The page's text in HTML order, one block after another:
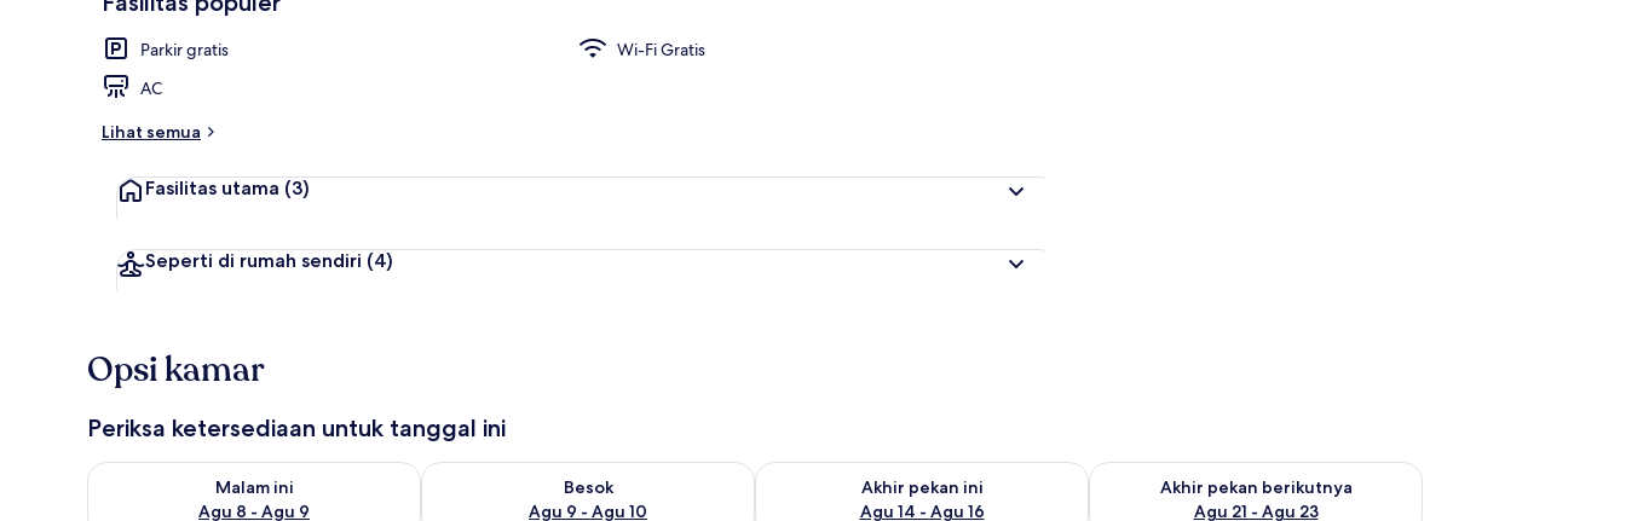
Parkir gratis
Wi-Fi Gratis
AC
Lihat semua
Fasilitas utama (3)
Seperti di rumah sendiri (4)
Opsi kamar
Periksa ketersediaan untuk tanggal ini
Malam ini
Agu 8 - Agu 9
Periksa ketersediaan untuk malam ini Agu 8 - Agu 9
Besok
Agu 9 - Agu 10
Periksa ketersediaan untuk besok Agu 9 - Agu 10
Akhir pekan ini
Agu 14 - Agu 16
Periksa ketersediaan untuk akhir pekan ini Agu 14 - Agu 16
Akhir pekan berikutnya
Agu 21 - Agu 23
Periksa ketersediaan untuk akhir pekan berikutnya Agu 21 -